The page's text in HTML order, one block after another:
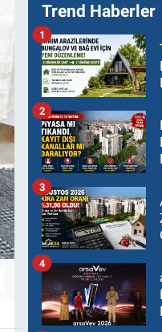
Trend Haberler
1
2
3
4